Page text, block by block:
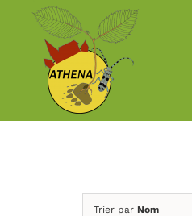
Passer
contenu
Trier par Nom